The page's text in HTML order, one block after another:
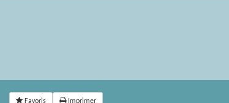
Favoris Imprimer